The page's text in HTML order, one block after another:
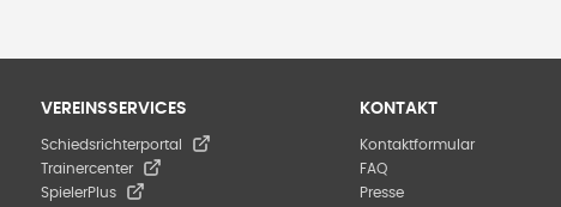
VEREINSSERVICES
Schiedsrichterportal
Trainercenter
SpielerPlus
KONTAKT
Kontaktformular
FAQ
Presse